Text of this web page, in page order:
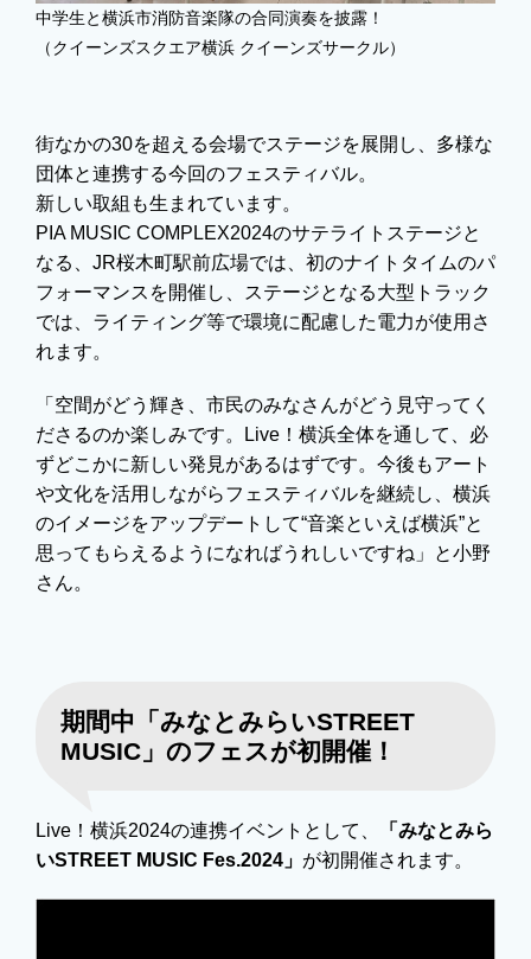
中学生と横浜市消防音楽隊の合同演奏を披露！
（クイーンズスクエア横浜 クイーンズサークル）
街なかの30を超える会場でステージを展開し、多様な
団体と連携する今回のフェスティバル。
新しい取組も生まれています。
PIA MUSIC COMPLEX2024のサテライトステージと
なる、JR桜木町駅前広場では、初のナイトタイムのパ
フォーマンスを開催し、ステージとなる大型トラック
では、ライティング等で環境に配慮した電力が使用さ
れます。
「空間がどう輝き、市民のみなさんがどう見守ってく
ださるのか楽しみです。Live！横浜全体を通して、必
ずどこかに新しい発見があるはずです。今後もアート
や文化を活用しながらフェスティバルを継続し、横浜
のイメージをアップデートして“音楽といえば横浜”と
思ってもらえるようになればうれしいですね」と小野
さん。
期間中「みなとみらいSTREET
MUSIC」のフェスが初開催！
Live！横浜2024の連携イベントとして、
「みなとみら
いSTREET MUSIC Fes.2024」 が初開催されます。